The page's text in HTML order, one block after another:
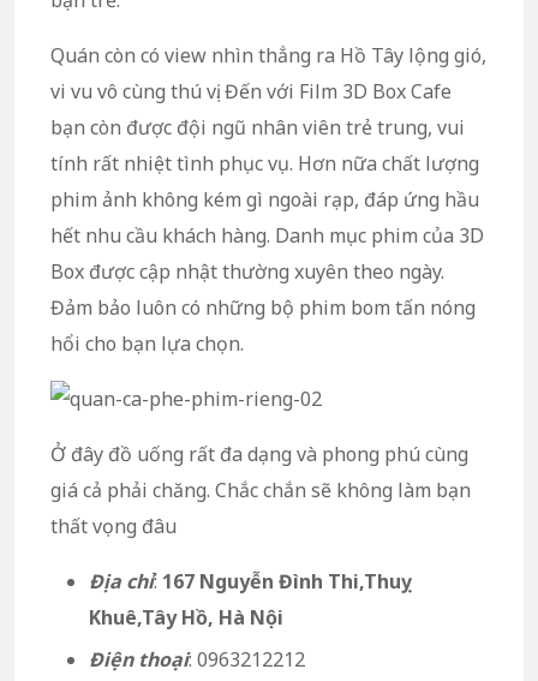
Quán còn có view nhìn thẳng ra Hồ Tây lộng gió,
vi vu vô cùng thú vị. Đến với Film 3D Box Cafe
bạn còn được đội ngũ nhân viên trẻ trung, vui
tính rất nhiệt tình phục vụ. Hơn nữa chất lượng
phim ảnh không kém gì ngoài rạp, đáp ứng hầu
hết nhu cầu khách hàng. Danh mục phim của 3D
Box được cập nhật thường xuyên theo ngày.
Đảm bảo luôn có những bộ phim bom tấn nóng
hổi cho bạn lựa chọn.
Ở đây đồ uống rất đa dạng và phong phú cùng
giá cả phải chăng. Chắc chắn sẽ không làm bạn
thất vọng đâu
Địa chỉ: 167 Nguyễn Đình Thi,Thuỵ
Khuê,Tây Hồ, Hà Nội
Điện thoại: 0963212212